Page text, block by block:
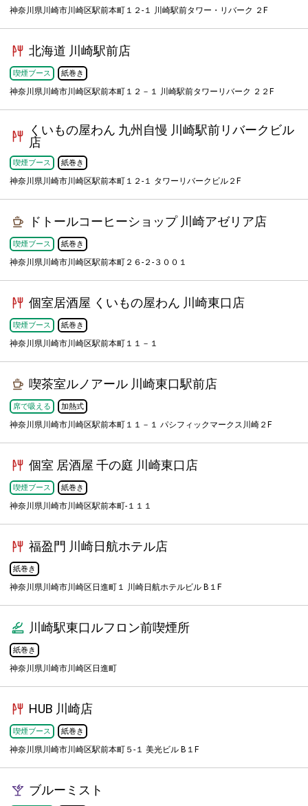
神奈川県川崎市川崎区駅前本町１２-１ 川崎駅前タワー・リバーク ２F
北海道 川崎駅前店
喫煙ブース 紙巻き
神奈川県川崎市川崎区駅前本町１２－１ 川崎駅前タワーリバーク ２２F
くいもの屋わん 九州自慢 川崎駅前リバークビル
店
喫煙ブース 紙巻き
神奈川県川崎市川崎区駅前本町１２-１ タワーリバークビル２F
ドトールコーヒーショップ 川崎アゼリア店
喫煙ブース 紙巻き
神奈川県川崎市川崎区駅前本町２６-２-３００１
個室居酒屋 くいもの屋わん 川崎東口店
喫煙ブース 紙巻き
神奈川県川崎市川崎区駅前本町１１－１
喫茶室ルノアール 川崎東口駅前店
席で吸える 加熱式
神奈川県川崎市川崎区駅前本町１１－１ パシフィックマークス川崎２F
個室 居酒屋 千の庭 川崎東口店
喫煙ブース 紙巻き
神奈川県川崎市川崎区駅前本町-１１１
福盈門 川崎日航ホテル店
紙巻き
神奈川県川崎市川崎区日進町１ 川崎日航ホテルビル B１F
川崎駅東口ルフロン前喫煙所
紙巻き
神奈川県川崎市川崎区日進町
HUB 川崎店
喫煙ブース 紙巻き
神奈川県川崎市川崎区駅前本町５-１ 美光ビル B１F
ブルーミスト